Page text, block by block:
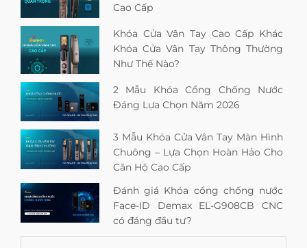
Cao Cấp
Khóa Cửa Vân Tay Cao Cấp Khác
Khóa Cửa Vân Tay Thông Thường
Như Thế Nào?
2 Mẫu Khóa Cổng Chống Nước
Đáng Lựa Chọn Năm 2026
3 Mẫu Khóa Cửa Vân Tay Màn Hình
Chuông – Lựa Chọn Hoàn Hảo Cho
Căn Hộ Cao Cấp
Đánh giá Khóa cổng chống nước
Face-ID Demax EL-G908CB CNC
có đáng đầu tư?